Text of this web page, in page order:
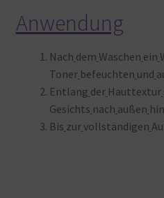
Anwendung
Nach dem Waschen ein
Toner befeuchten und
Entlang der Hauttextur
Gesichts nach außen hin
Bis zurvollständigen